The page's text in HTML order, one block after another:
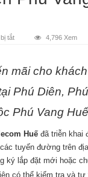
tắtở
FPT
huyện
Vang
để
ngay
ưu
4,796 Xem
mãi cho
Phú Diên,
Phú Vang
Huế đã triễn khai
tuyến đường trên
ký lắp đặt mới hoặc
có thể kiểm tra và